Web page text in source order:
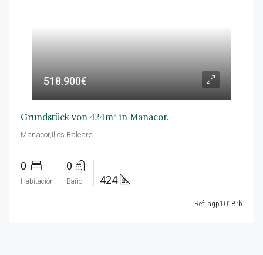
518.900€
Grundstück von 424m² in Manacor.
Manacor,Illes Balears
0
Habitación
0
Baño 424
Ref: agp1018rb